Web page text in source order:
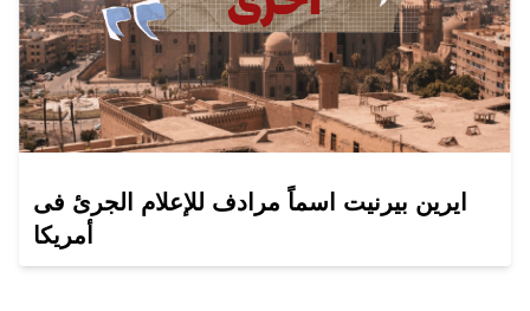
ايرين بيرنيت اسماً مرادف للإعلام الجرئ فى
أمريكا